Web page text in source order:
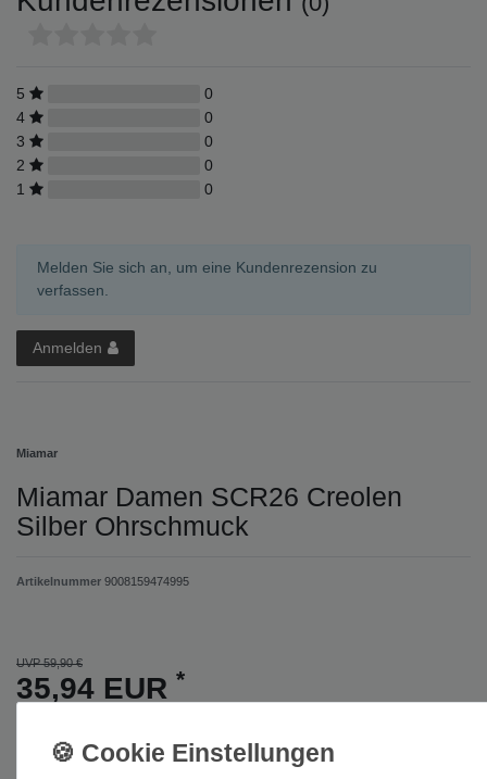
5
0
4
0
3
0
2
0
1
0
Melden Sie sich an, um eine Kundenrezension zu
verfassen.
Anmelden
Miamar
Miamar Damen SCR26 Creolen
Silber Ohrschmuck
Artikelnummer 9008159474995
UVP 59,90 €
35,94 EUR *